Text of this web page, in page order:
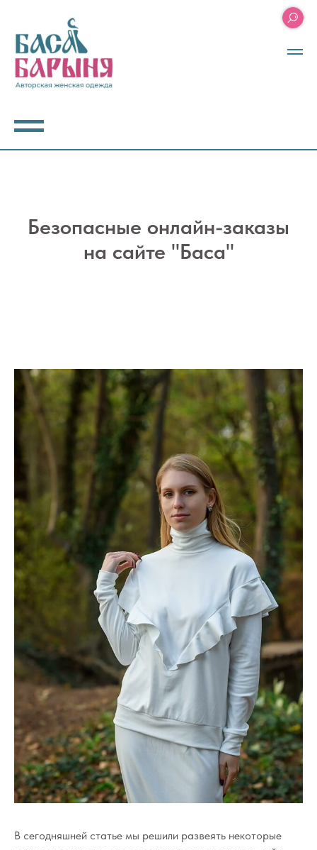
Безопасные онлайн-заказы
на сайте "Баса"
В сегодняшней статье мы решили развеять некоторые